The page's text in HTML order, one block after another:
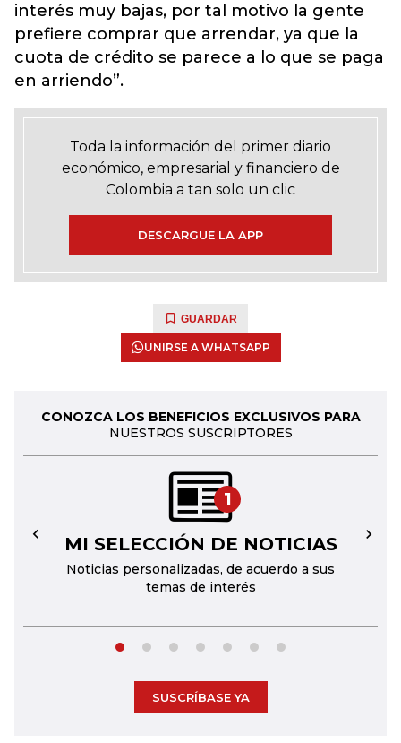
interés muy bajas, por tal motivo la gente
prefiere comprar que arrendar, ya que la
cuota de crédito se parece a lo que se paga
en arriendo”.
Toda la información del primer diario
económico, empresarial y financiero de
Colombia a tan solo un clic
DESCARGUE LA APP
GUARDAR
UNIRSE A WHATSAPP
CONOZCA LOS BENEFICIOS EXCLUSIVOS PARA
NUESTROS SUSCRIPTORES
1
MI SELECCIÓN DE NOTICIAS
Noticias personalizadas, de acuerdo a sus
temas de interés
← →
SUSCRÍBASE YA